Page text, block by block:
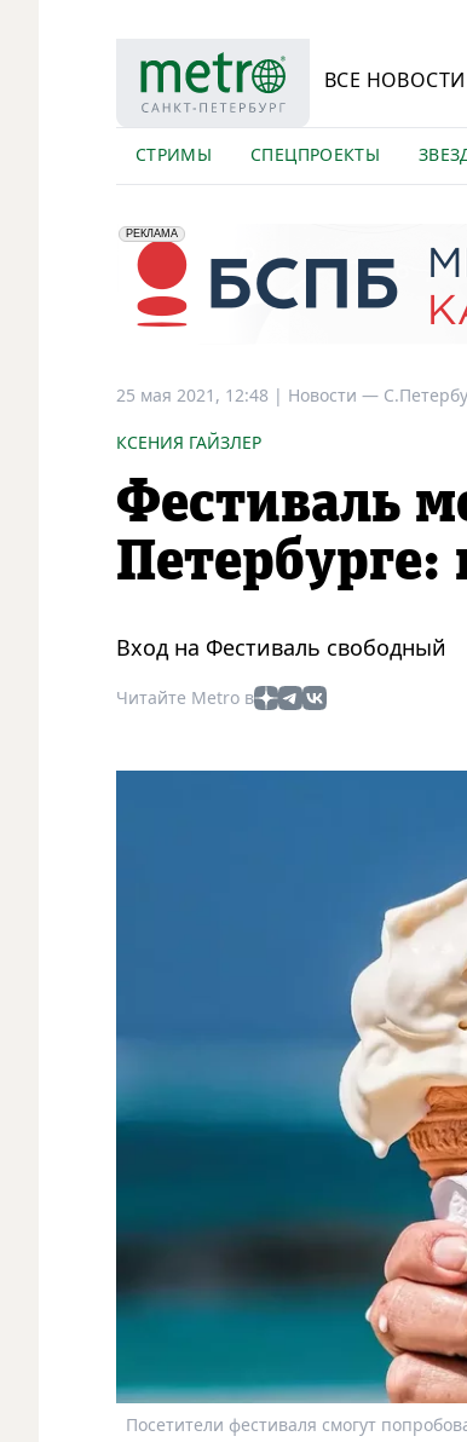
ВСЕ НОВОСТИ
СТРИМЫ СПЕЦПРОЕКТЫ
erid: 2VfnxyFybV5
РЕКЛАМА
ПАО "Банк "Санкт-Петербург", ИНН: 7831000027
25 мая 2021, 12:48 | Новости —
КСЕНИЯ ГАЙЗЛЕР
Фестиваль
Петербурге:
Вход на Фестиваль свободный
Читайте Metro в
Посетители фестиваля смогут